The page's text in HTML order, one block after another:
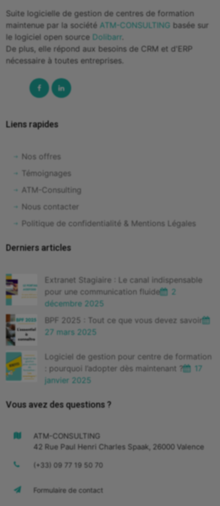
Suite logicielle de gestion de centres de formation
maintenue par la société ATM-CONSULTING basée sur
le logiciel open source Dolibarr
De plus, elle répond aux besoins de CRM et d'ERP
nécessaire à toutes entreprises.
FacebookLinked-
In
Liens rapides
Nos offres
Témoignages
ATM-Consulting
Nous contacter
Politique de confidentialité & Mentions Légales
Derniers articles
Extranet Stagiaire : Le canal indispensable
pour une communication fluide
2
décembre 2025
BPF 2025 : Tout ce que vous devez savoir
27 mars 2025
Logiciel de gestion pour centre de formation
: pourquoi l’adopter dès maintenant ?
17
janvier 2025
Vous avez des questions ?
ATM-CONSULTING
42 Rue Paul Henri Charles Spaak, 26000 Valence
(+33) 09 77 19 50 70
Formulaire de contact